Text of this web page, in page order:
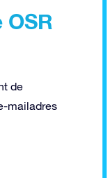
de
mailadres